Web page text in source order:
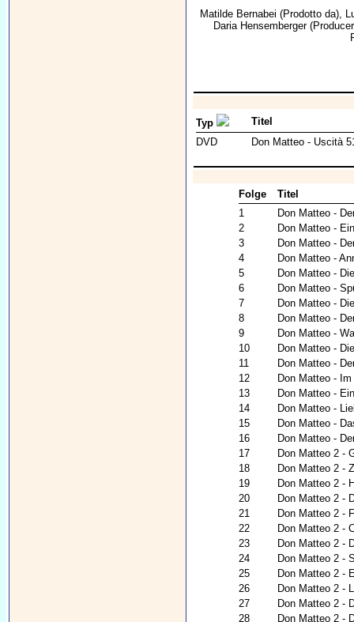
Matilde Bernabei (Prodotto da),
Daria Hensemberger
Typ
Titel
DVD
Don Matteo - Uscità
Folge
Titel
1
Don Matteo -
2
Don Matteo -
3
Don Matteo -
4
Don Matteo -
5
Don Matteo -
6
Don Matteo -
7
Don Matteo -
8
Don Matteo -
9
Don Matteo -
10
Don Matteo -
11
Don Matteo -
12
Don Matteo -
13
Don Matteo -
14
Don Matteo -
15
Don Matteo -
16
Don Matteo -
17
Don Matteo 2 -
18
Don Matteo 2 -
19
Don Matteo 2 -
20
Don Matteo 2 -
21
Don Matteo 2 -
22
Don Matteo 2 -
23
Don Matteo 2 -
24
Don Matteo 2 -
25
Don Matteo 2 -
26
Don Matteo 2 -
27
Don Matteo 2 -
28
Don Matteo 2 -